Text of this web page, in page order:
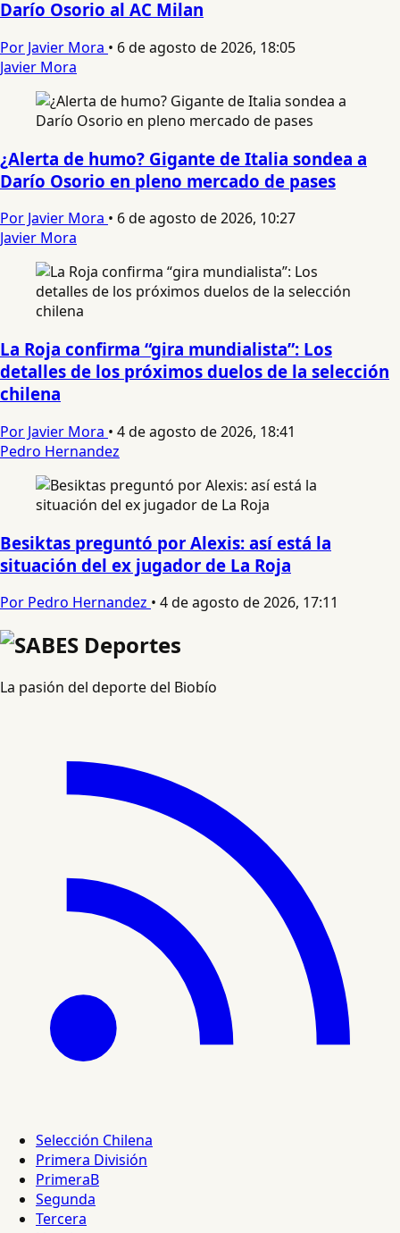
Darío Osorio al AC Milan
Por Javier Mora • 6 de agosto de 2026, 18:05
Javier Mora
¿Alerta de humo? Gigante de Italia sondea a
Darío Osorio en pleno mercado de pases
Por Javier Mora • 6 de agosto de 2026, 10:27
Javier Mora
La Roja confirma “gira mundialista”: Los
detalles de los próximos duelos de la selección
chilena
Por Javier Mora • 4 de agosto de 2026, 18:41
Pedro Hernandez
Besiktas preguntó por Alexis: así está la
situación del ex jugador de La Roja
Por Pedro Hernandez • 4 de agosto de 2026, 17:11
La pasión del deporte del Biobío
Selección Chilena
Primera División
PrimeraB
Segunda
Tercera